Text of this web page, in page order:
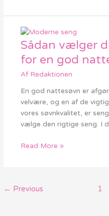
Sådan vælger
for en god
Af Redaktionen
En god nattesøvn er
velvære, og en af de
vores søvnkvalitet, er
vælge den rigtige seng. I
Sådan
vælger
du
den
rette
seng
nattesøvn
Read More »
← Previous 1